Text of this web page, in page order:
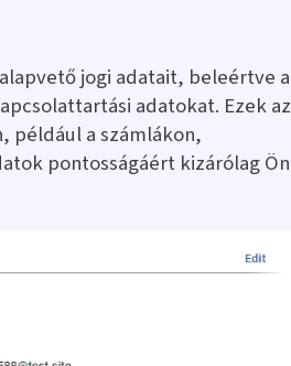
jogi adatait, beleértve a
adatokat. Ezek az
például a számlákon,
pontosságáért kizárólag Ön